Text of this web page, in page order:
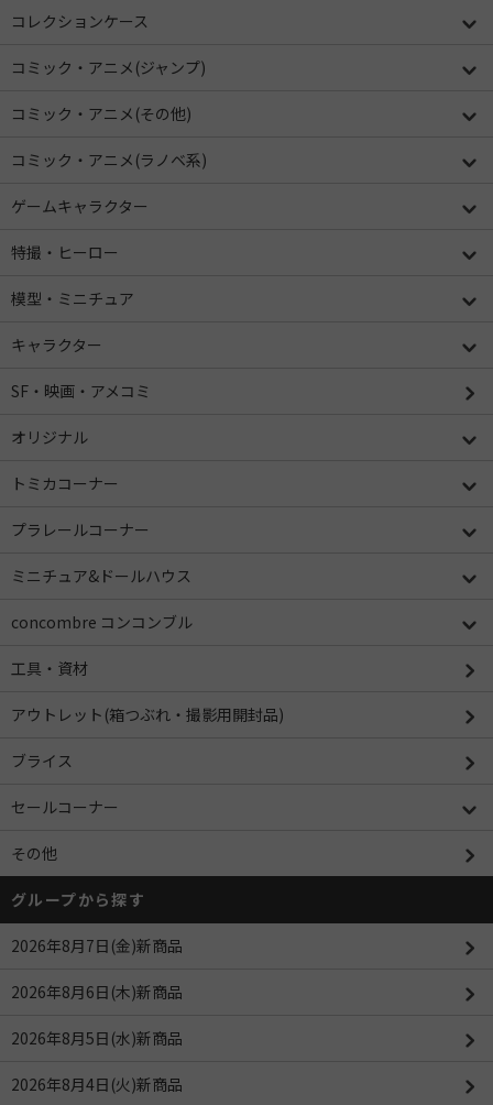
コレクションケース
コミック・アニメ(ジャンプ)
コミック・アニメ(その他)
コミック・アニメ(ラノベ系)
ゲームキャラクター
特撮・ヒーロー
模型・ミニチュア
キャラクター
SF・映画・アメコミ
オリジナル
トミカコーナー
プラレールコーナー
ミニチュア&ドールハウス
concombre コンコンブル
工具・資材
アウトレット(箱つぶれ・撮影用開封品)
ブライス
セールコーナー
その他
グループから探す
2026年8月7日(金)新商品
2026年8月6日(木)新商品
2026年8月5日(水)新商品
2026年8月4日(火)新商品